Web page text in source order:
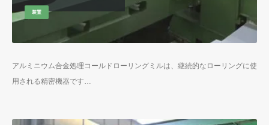
装置
アルミニウム合金処理コールドローリングミルは、継続的なローリングに使
用される精密機器です…